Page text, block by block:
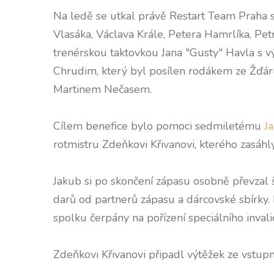
Na ledě se utkal právě Restart Team Praha
Vlasáka, Václava Krále, Petera Hamrlíka,
trenérskou taktovkou Jana "Gusty" Havla s
Chrudim, který byl posílen rodákem ze
Martinem Nečasem.
Cílem benefice bylo pomoci sedmiletému
rotmistru Zdeňkovi Křivanovi, kterého
Jakub si po skončení zápasu osobně
darů od partnerů zápasu a dárcovské
spolku čerpány na pořízení speciálního
Zdeňkovi Křivanovi připadl výtěžek ze